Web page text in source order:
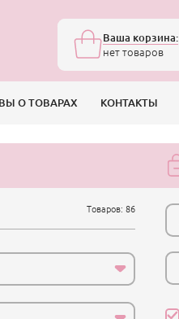
Ваша корзина:
нет товаров
О ТОВАРАХ КОНТАКТЫ
Товаров: 86